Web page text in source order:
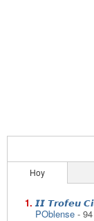
Hoy
𝙄𝙄 𝙏𝙧𝙤𝙛𝙚𝙪
POblense -